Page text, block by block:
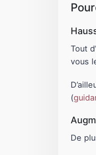
Tout
vous
(
De